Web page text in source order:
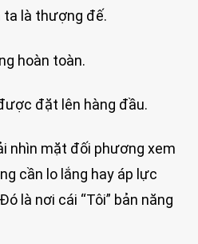
ta là thượng đế.
hoàn toàn.
đặt lên hàng đầu.
nhìn mặt đối phương xem
cần lo lắng hay áp lực
là nơi cái “Tôi” bản năng